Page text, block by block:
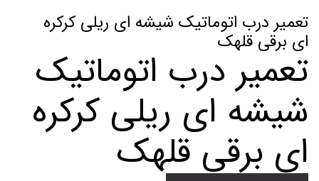
تعمیر درب اتوماتیک شیشه ای ریلی کرکره
ای برقی قلهک
تعمیر درب اتوماتیک
شیشه ای ریلی کرکره
ای برقی قلهک